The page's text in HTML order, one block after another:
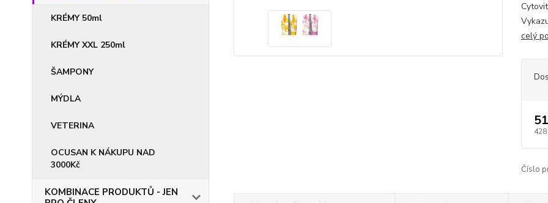
KRÉMY 50ml
KRÉMY XXL 250ml
ŠAMPONY
MÝDLA
VETERINA
OCUSAN K NÁKUPU NAD
3000Kč
KOMBINACE PRODUKTŮ - JEN
celý
428
Číslo